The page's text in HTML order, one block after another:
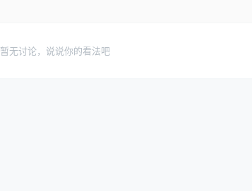
暂无讨论，说说你的看法吧